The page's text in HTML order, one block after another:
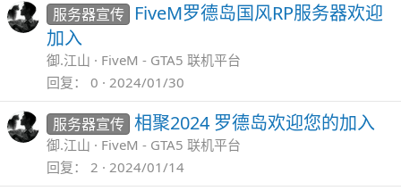
服务器宣传
FiveM罗德岛国风RP服务器欢迎
加入
御.江山
FiveM - GTA5 联机平台
回复
0 2024/01/30
服务器宣传 相聚2024 罗德岛欢迎您的加入
御.江山
FiveM - GTA5 联机平台
回复
2 2024/01/14